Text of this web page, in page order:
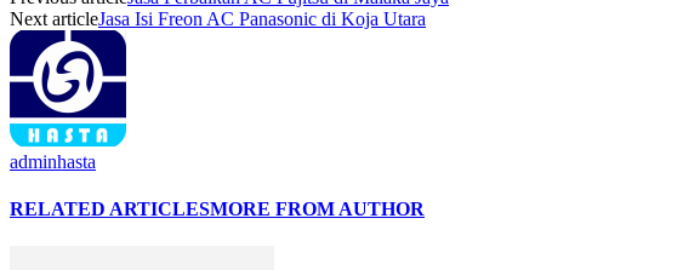
Next articleJasa Isi Freon AC Panasonic di Koja Utara
adminhasta
RELATED ARTICLESMORE FROM AUTHOR